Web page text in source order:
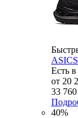
Есть
от 20
33
40%